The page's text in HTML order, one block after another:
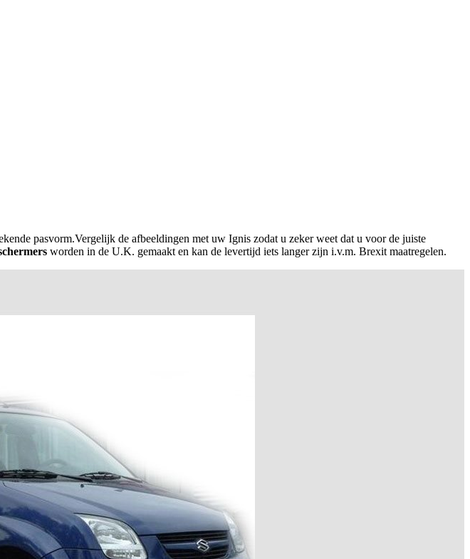
pasvorm.Vergelijk de afbeeldingen met uw Ignis zodat u zeker weet dat u voor de juiste
worden in de U.K. gemaakt en kan de levertijd iets langer zijn i.v.m. Brexit maatregelen.